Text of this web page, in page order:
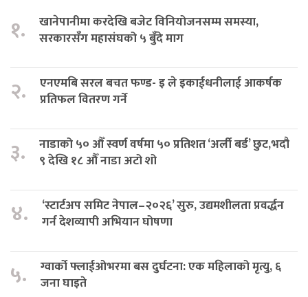
१.
खानेपानीमा करदेखि बजेट विनियोजनसम्म समस्या,
सरकारसँग महासंघको ५ बुँदे माग
२.
एनएमबि सरल बचत फण्ड- इ ले इकाईधनीलाई आकर्षक
प्रतिफल वितरण गर्ने
३.
नाडाको ५० औँ स्वर्ण वर्षमा ५० प्रतिशत ‘अर्ली बर्ड’ छुट,भदौ
९ देखि १८ औँ नाडा अटो शो
४.
‘स्टार्टअप समिट नेपाल–२०२६’ सुरु, उद्यमशीलता प्रवर्द्धन
गर्न देशव्यापी अभियान घोषणा
५.
ग्वार्को फ्लाईओभरमा बस दुर्घटना: एक महिलाको मृत्यु, ६
जना घाइते